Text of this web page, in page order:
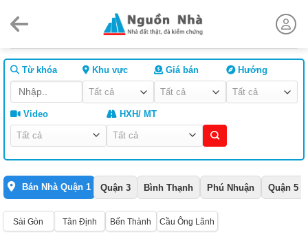
Từ khóa Khu vực Giá bán Hướng
Video HXH/ MT
Bán Nhà Quận 1 Quận 3 Bình Thạnh Phú Nhuận Quận 5
Sài Gòn Tân Định Bến Thành Cầu Ông Lãnh